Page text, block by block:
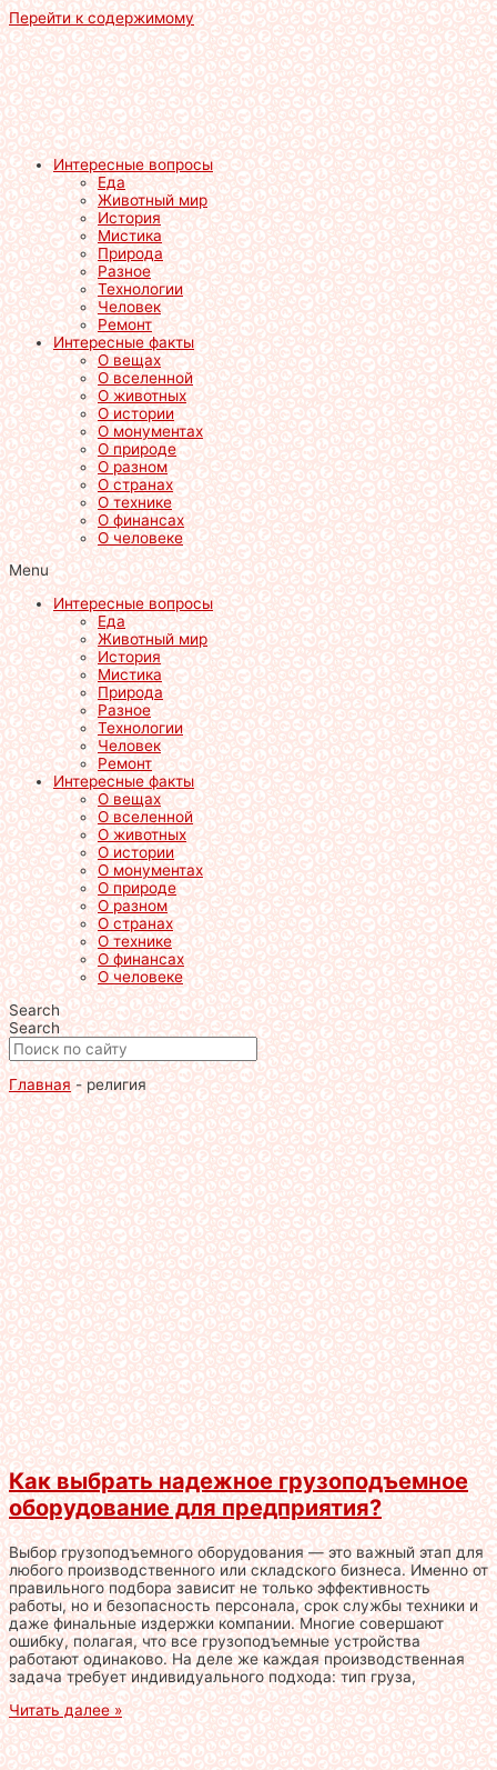
Перейти к содержимому
Интересные вопросы
Еда
Животный мир
История
Мистика
Природа
Разное
Технологии
Человек
Ремонт
Интересные факты
О вещах
О вселенной
О животных
О истории
О монументах
О природе
О разном
О странах
О технике
О финансах
О человеке
Menu
Интересные вопросы
Еда
Животный мир
История
Мистика
Природа
Разное
Технологии
Человек
Ремонт
Интересные факты
О вещах
О вселенной
О животных
О истории
О монументах
О природе
О разном
О странах
О технике
О финансах
О человеке
Search
Search
Главная-религия
Как выбрать надежное грузоподъемное
оборудование для предприятия?
Выбор грузоподъемного оборудования — это важный этап для
любого производственного или складского бизнеса. Именно от
правильного подбора зависит не только эффективность
работы, но и безопасность персонала, срок службы техники и
даже финальные издержки компании. Многие совершают
ошибку, полагая, что все грузоподъемные устройства
работают одинаково. На деле же каждая производственная
задача требует индивидуального подхода: тип груза,
Читать далее »